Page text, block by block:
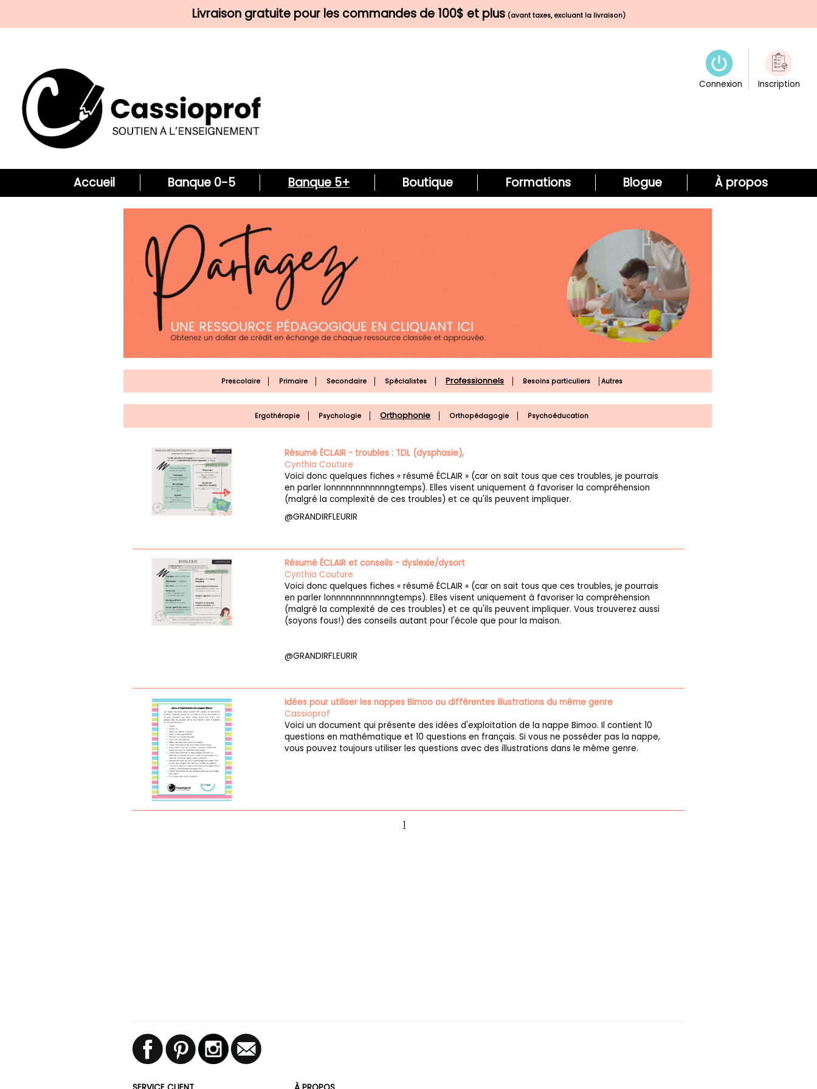
Livraison gratuite pour les commandes de 100$ et plus (avant taxes, excluant la livraison)
Connexion Inscription
Accueil Banque 0-5 Banque 5+ Boutique Formations Blogue À propos
Prescolaire Primaire Secondaire Spécialistes Professionnels Besoins particuliers Autres
Ergothérapie Psychologie Orthophonie Orthopédagogie Psychoéducation
Résumé ÉCLAIR - troubles : TDL (dysphasie),
Cynthia Couture
Voici donc quelques fiches « résumé ÉCLAIR » (car on sait tous que ces troubles, je pourrais
en parler lonnnnnnnnnnnngtemps). Elles visent uniquement à favoriser la compréhension
(malgré la complexité de ces troubles) et ce qu'ils peuvent impliquer.
@GRANDIRFLEURIR
Résumé ÉCLAIR et conseils - dyslexie/dysort
Cynthia Couture
Voici donc quelques fiches « résumé ÉCLAIR » (car on sait tous que ces troubles, je pourrais
en parler lonnnnnnnnnnnngtemps). Elles visent uniquement à favoriser la compréhension
(malgré la complexité de ces troubles) et ce qu'ils peuvent impliquer. Vous trouverez aussi
(soyons fous!) des conseils autant pour l'école que pour la maison.
@GRANDIRFLEURIR
Idées pour utiliser les nappes Bimoo ou différentes illustrations du même genre
Cassioprof
Voici un document qui présente des idées d'exploitation de la nappe Bimoo. Il contient 10
questions en mathématique et 10 questions en français. Si vous ne posséder pas la nappe,
vous pouvez toujours utiliser les questions avec des illustrations dans le même genre.
1